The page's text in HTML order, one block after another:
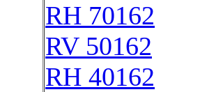
RH 70162
RV 50162
RH 40162